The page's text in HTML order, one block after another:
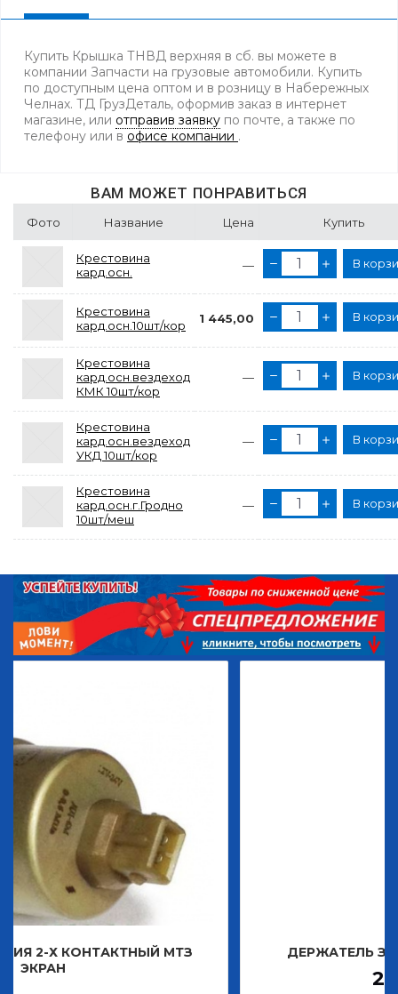
Купить Крышка ТНВД верхняя в сб. вы можете в
компании Запчасти на грузовые автомобили. Купить
по доступным цена оптом и в розницу в Набережных
Челнах. ТД ГрузДеталь, оформив заказ в интернет
магазине, или отправив заявку по почте, а также по
телефону или в офисе компании .
ВАМ МОЖЕТ ПОНРАВИТЬСЯ
Фото Название Цена Купить
Крестовина
кард.осн.
— В
Крестовина
кард.осн.10шт/кор
1 445,00 В
Крестовина
кард.осн.вездеход
КМК 10шт/кор
— В
Крестовина
кард.осн.вездеход
УКД 10шт/кор
— В
Крестовина
кард.осн.г.Гродно
10шт/меш
— В
МТЗ ДЕРЖАТЕЛЬ ЗНАКА
Р